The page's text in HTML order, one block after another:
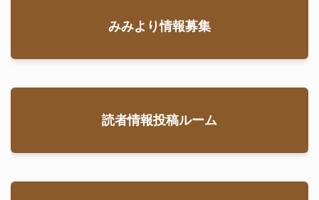
みみより情報募集
読者情報投稿ルーム